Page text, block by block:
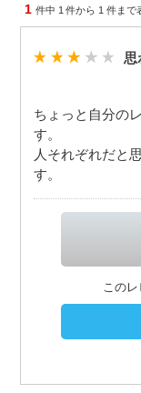
1 件中 1 件から 1 件まで
思
ちょっと自分の
す。
人それぞれだと
す。
この